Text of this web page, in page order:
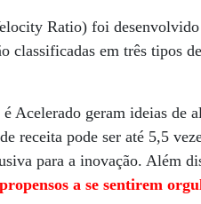
Ratio) foi desenvolvido
classificadas em três tipos
Acelerado geram ideias de
receita pode ser até 5,5
para a inovação. Além
a se sentirem